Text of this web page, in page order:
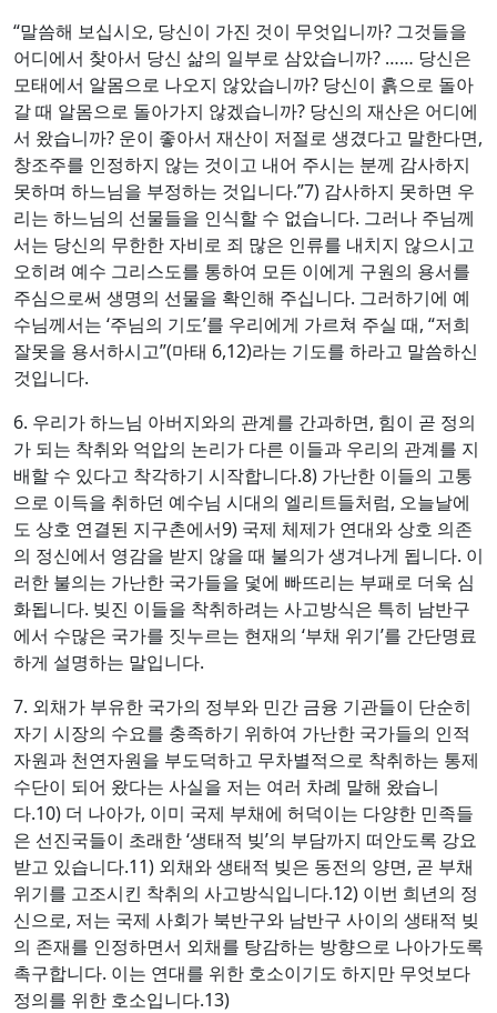
“말씀해 보십시오, 당신이 가진 것이 무엇입니까? 그것들을
어디에서 찾아서 당신 삶의 일부로 삼았습니까? …… 당신은
모태에서 알몸으로 나오지 않았습니까? 당신이 흙으로 돌아
갈 때 알몸으로 돌아가지 않겠습니까? 당신의 재산은 어디에
서 왔습니까? 운이 좋아서 재산이 저절로 생겼다고 말한다면,
창조주를 인정하지 않는 것이고 내어 주시는 분께 감사하지
못하며 하느님을 부정하는 것입니다.”7) 감사하지 못하면 우
리는 하느님의 선물들을 인식할 수 없습니다. 그러나 주님께
서는 당신의 무한한 자비로 죄 많은 인류를 내치지 않으시고
오히려 예수 그리스도를 통하여 모든 이에게 구원의 용서를
주심으로써 생명의 선물을 확인해 주십니다. 그러하기에 예
수님께서는 ‘주님의 기도’를 우리에게 가르쳐 주실 때, “저희
잘못을 용서하시고”(마태 6,12)라는 기도를 하라고 말씀하신
것입니다.
6. 우리가 하느님 아버지와의 관계를 간과하면, 힘이 곧 정의
가 되는 착취와 억압의 논리가 다른 이들과 우리의 관계를 지
배할 수 있다고 착각하기 시작합니다.8) 가난한 이들의 고통
으로 이득을 취하던 예수님 시대의 엘리트들처럼, 오늘날에
도 상호 연결된 지구촌에서9) 국제 체제가 연대와 상호 의존
의 정신에서 영감을 받지 않을 때 불의가 생겨나게 됩니다. 이
러한 불의는 가난한 국가들을 덫에 빠뜨리는 부패로 더욱 심
화됩니다. 빚진 이들을 착취하려는 사고방식은 특히 남반구
에서 수많은 국가를 짓누르는 현재의 ‘부채 위기’를 간단명료
하게 설명하는 말입니다.
7. 외채가 부유한 국가의 정부와 민간 금융 기관들이 단순히
자기 시장의 수요를 충족하기 위하여 가난한 국가들의 인적
자원과 천연자원을 부도덕하고 무차별적으로 착취하는 통제
수단이 되어 왔다는 사실을 저는 여러 차례 말해 왔습니
다.10) 더 나아가, 이미 국제 부채에 허덕이는 다양한 민족들
은 선진국들이 초래한 ‘생태적 빚’의 부담까지 떠안도록 강요
받고 있습니다.11) 외채와 생태적 빚은 동전의 양면, 곧 부채
위기를 고조시킨 착취의 사고방식입니다.12) 이번 희년의 정
신으로, 저는 국제 사회가 북반구와 남반구 사이의 생태적 빚
의 존재를 인정하면서 외채를 탕감하는 방향으로 나아가도록
촉구합니다. 이는 연대를 위한 호소이기도 하지만 무엇보다
정의를 위한 호소입니다.13)